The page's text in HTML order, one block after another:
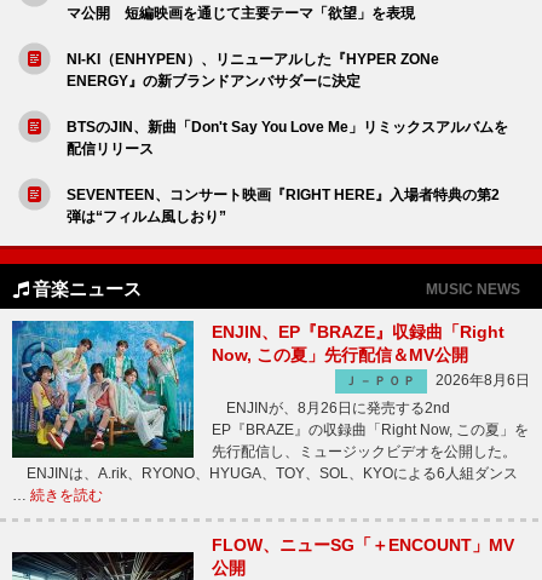
マ公開 短編映画を通じて主要テーマ「欲望」を表現
NI-KI（ENHYPEN）、リニューアルした『HYPER ZONe
ENERGY』の新ブランドアンバサダーに決定
BTSのJIN、新曲「Don't Say You Love Me」リミックスアルバムを
配信リリース
SEVENTEEN、コンサート映画『RIGHT HERE』入場者特典の第2
弾は“フィルム風しおり”
音楽ニュース MUSIC NEWS
ENJIN、EP『BRAZE』収録曲「Right
Now, この夏」先行配信＆MV公開
Ｊ－ＰＯＰ
2026年8月6日
ENJINが、8月26日に発売する2nd
EP『BRAZE』の収録曲「Right Now, この夏」を
先行配信し、ミュージックビデオを公開した。
ENJINは、A.rik、RYONO、HYUGA、TOY、SOL、KYOによる6人組ダンス
… 続きを読む
FLOW、ニューSG「＋ENCOUNT」MV
公開